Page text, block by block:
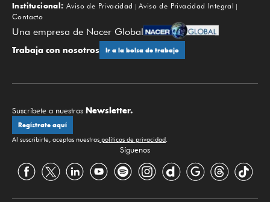
Institucional: Aviso de Privacidad
Aviso de Privacidad Integral
Contacto
Una empresa de Nacer Global
Trabaja con nosotros Ir a la bolsa de trabajo
Suscríbete a nuestros Newsletter.
Regístrate aquí
Al suscribirte, aceptas nuestras políticas de privacidad.
Síguenos